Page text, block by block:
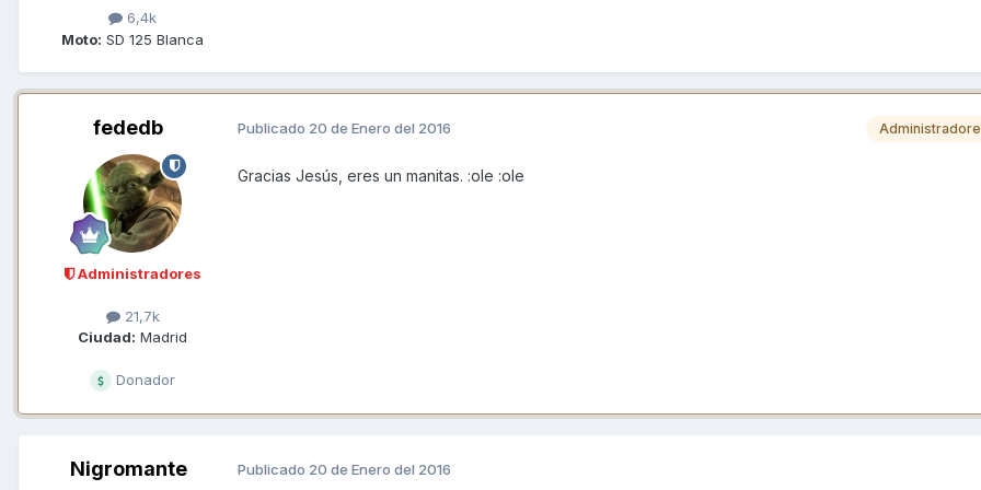
6,4k
Moto: SD 125 Blanca
fededb
Administradores
21,7k
Ciudad: Madrid
Donador
Publicado 20 de Enero del 2016
Gracias Jesús, eres un manitas. :ole :ole
Nigromante Publicado 20 de Enero del 2016